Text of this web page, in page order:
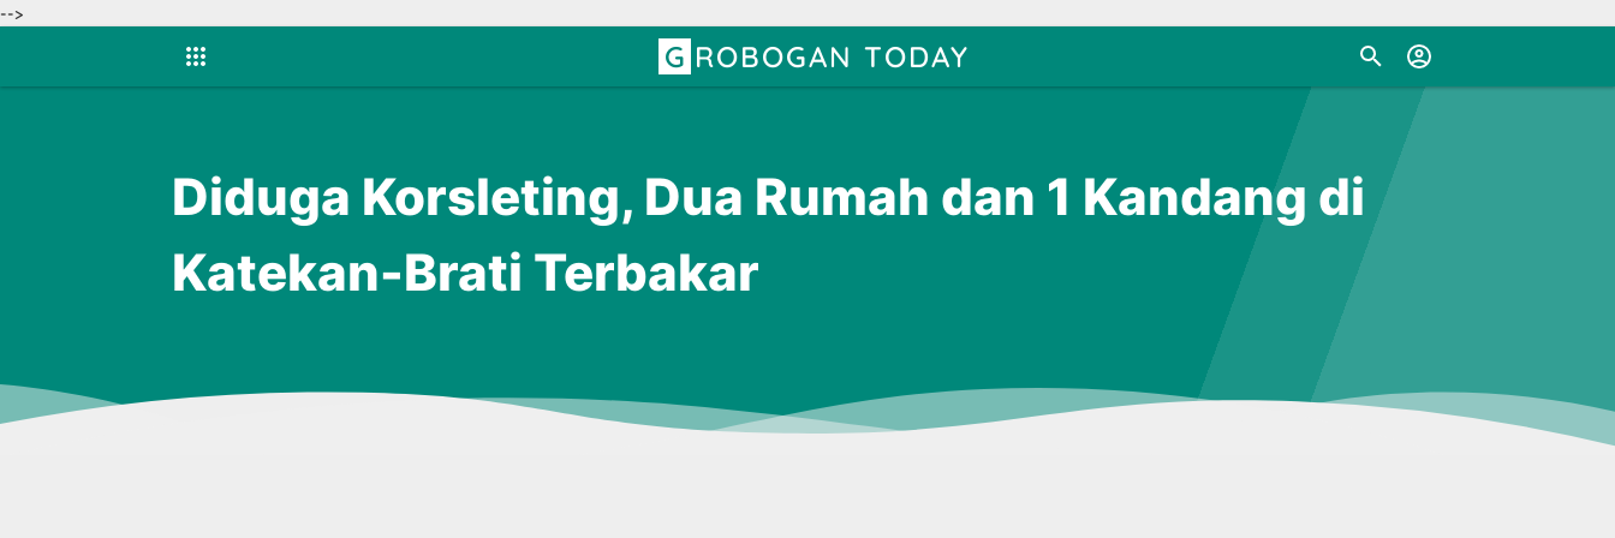
-->
GROBOGAN TODAY
Diduga Korsleting, Dua Rumah dan 1 Kandang di
Katekan-Brati Terbakar